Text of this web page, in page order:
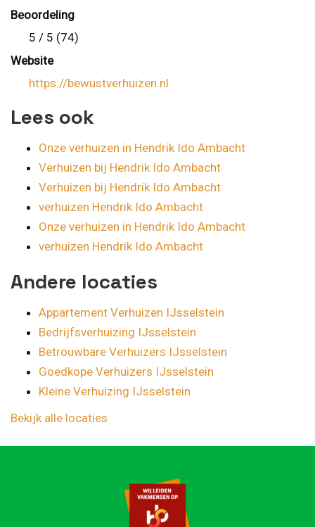
Beoordeling
5 / 5 (74)
Website
https://bewustverhuizen.nl
Lees ook
Onze verhuizen in Hendrik Ido Ambacht
Verhuizen bij Hendrik Ido Ambacht
Verhuizen bij Hendrik Ido Ambacht
verhuizen Hendrik Ido Ambacht
Onze verhuizen in Hendrik Ido Ambacht
verhuizen Hendrik Ido Ambacht
Andere locaties
Appartement Verhuizen IJsselstein
Bedrijfsverhuizing IJsselstein
Betrouwbare Verhuizers IJsselstein
Goedkope Verhuizers IJsselstein
Kleine Verhuizing IJsselstein
Bekijk alle locaties